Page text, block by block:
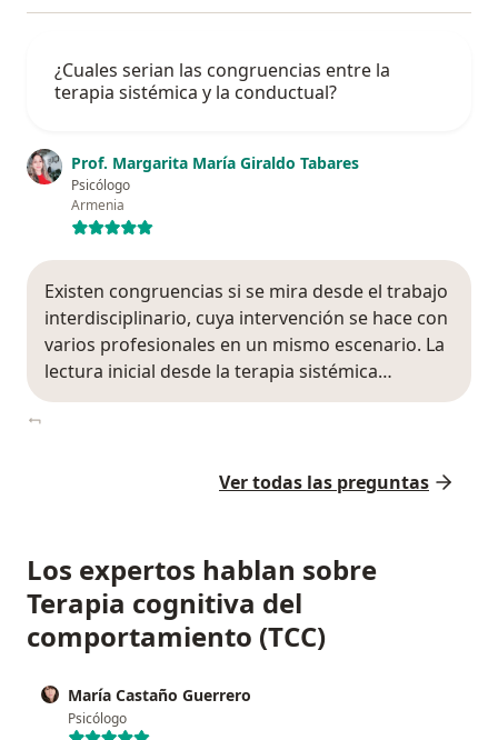
¿Cuales serian las congruencias entre la
terapia sistémica y la conductual?
Prof. Margarita María Giraldo Tabares
Psicólogo
Armenia
Existen congruencias si se mira desde el trabajo
interdisciplinario, cuya intervención se hace con
varios profesionales en un mismo escenario. La
lectura inicial desde la terapia sistémica…
Ver todas las preguntas
Los expertos hablan sobre
Terapia cognitiva del
comportamiento (TCC)
María Castaño Guerrero
Psicólogo